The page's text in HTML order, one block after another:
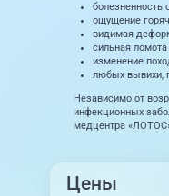
болезненность
ощущение
видимая
сильная
изменение
любых вывихи,
Независимо от
инфекционных
медцентра
Цены